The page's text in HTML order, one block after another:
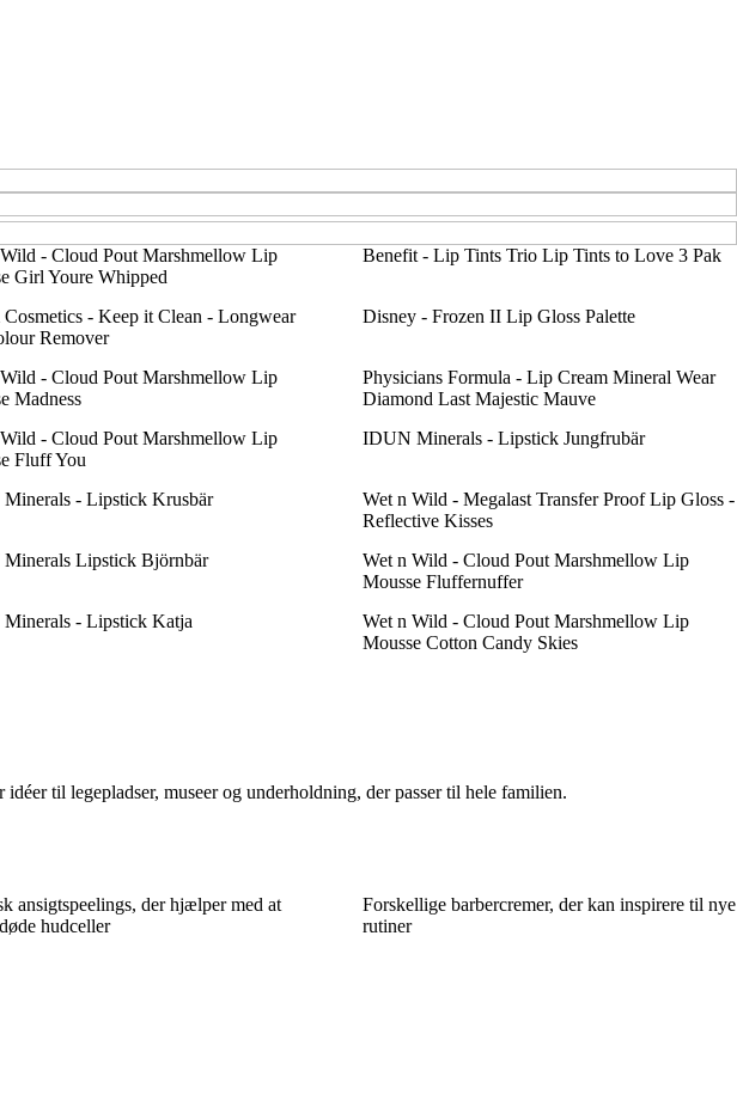
- Cloud Pout Marshmellow Lip
Girl Youre Whipped
Benefit - Lip Tints Trio Lip Tints to Love 3 Pak
- Keep it Clean - Longwear
Remover
Disney - Frozen II Lip Gloss Palette
- Cloud Pout Marshmellow Lip
Madness
Physicians Formula - Lip Cream Mineral Wear
Diamond Last Majestic Mauve
- Cloud Pout Marshmellow Lip
Fluff You
IDUN Minerals - Lipstick Jungfrubär
- Lipstick Krusbär
Wet n Wild - Megalast Transfer Proof Lip Gloss -
Reflective Kisses
Lipstick Björnbär
Wet n Wild - Cloud Pout Marshmellow Lip
Mousse Fluffernuffer
- Lipstick Katja
Wet n Wild - Cloud Pout Marshmellow Lip
Mousse Cotton Candy Skies
til legepladser, museer og underholdning, der passer til hele familien.
ansigtspeelings, der hjælper med at
hudceller
Forskellige barbercremer, der kan inspirere til nye
rutiner